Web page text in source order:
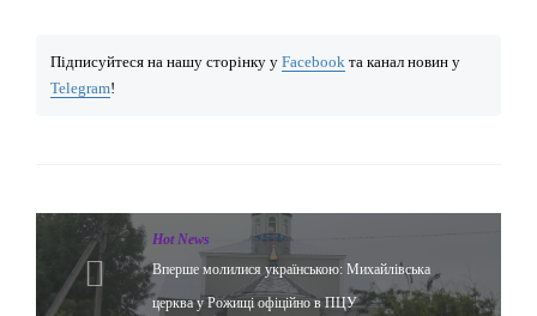
Підписуйтеся на нашу сторінку у Facebook та канал новин у
Telegram!
Hot News
Вперше молилися українською: Михайлівська
церква у Рожищі офіційно в ПЦУ